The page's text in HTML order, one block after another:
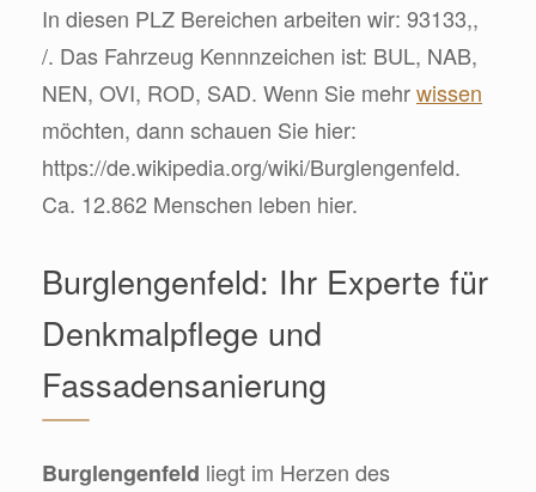
In diesen PLZ Bereichen arbeiten wir: 93133,,
/. Das Fahrzeug Kennnzeichen ist: BUL, NAB,
NEN, OVI, ROD, SAD. Wenn Sie mehrwissen
möchten, dann schauen Sie hier:
https://de.wikipedia.org/wiki/Burglengenfeld.
Ca. 12.862 Menschen leben hier.
Burglengenfeld: Ihr Experte für
Denkmalpflege und
Fassadensanierung
Burglengenfeld liegt im Herzen des